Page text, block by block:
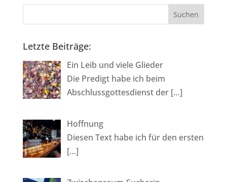
r
t
i
v
e
:
Letzte Beiträge:
Ein Leib und viele Glieder
Die Predigt habe ich beim
Abschlussgottesdienst der […]
Hoffnung
Diesen Text habe ich für den ersten
[…]